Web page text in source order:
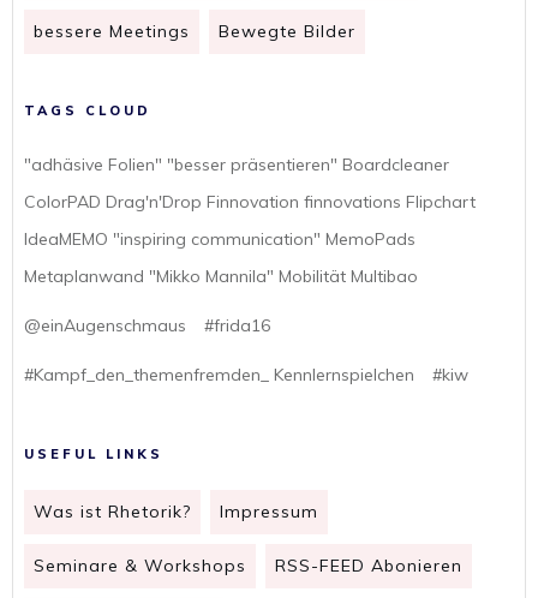
bessere Meetings Bewegte Bilder
TAGS CLOUD
"adhäsive Folien" "besser präsentieren" Boardcleaner
ColorPAD Drag'n'Drop Finnovation finnovations Flipchart
IdeaMEMO "inspiring communication" MemoPads
Metaplanwand "Mikko Mannila" Mobilität Multibao
@einAugenschmaus #frida16
#Kampf_den_themenfremden_ Kennlernspielchen #kiw
USEFUL LINKS
Was ist Rhetorik? Impressum
Seminare & Workshops RSS-FEED Abonieren